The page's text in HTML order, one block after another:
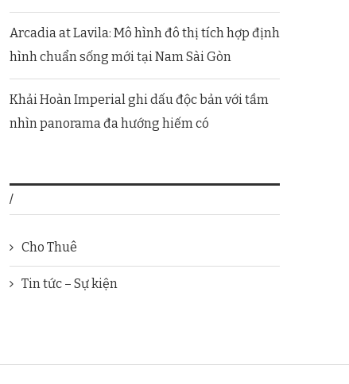
Arcadia at Lavila: Mô hình đô thị tích hợp định
hình chuẩn sống mới tại Nam Sài Gòn
Khải Hoàn Imperial ghi dấu độc bản với tầm
nhìn panorama đa hướng hiếm có
/
Cho Thuê
Tin tức – Sự kiện